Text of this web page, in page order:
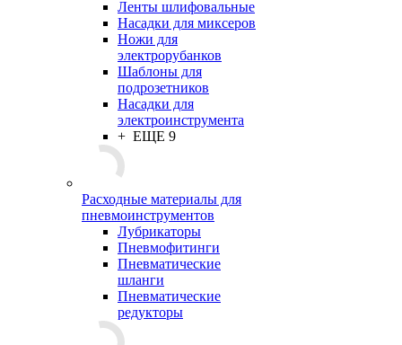
Ленты шлифовальные
Насадки для миксеров
Ножи для
электрорубанков
Шаблоны для
подрозетников
Насадки для
электроинструмента
+ ЕЩЕ 9
Расходные материалы для
пневмоинструментов
Лубрикаторы
Пневмофитинги
Пневматические
шланги
Пневматические
редукторы